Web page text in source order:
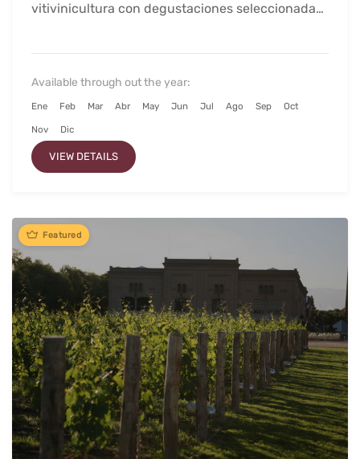
vitivinicultura con degustaciones seleccionadas
Available through out the year:
Ene Feb Mar Abr May Jun Jul Ago Sep Oct
Nov Dic
VIEW DETAILS
Featured